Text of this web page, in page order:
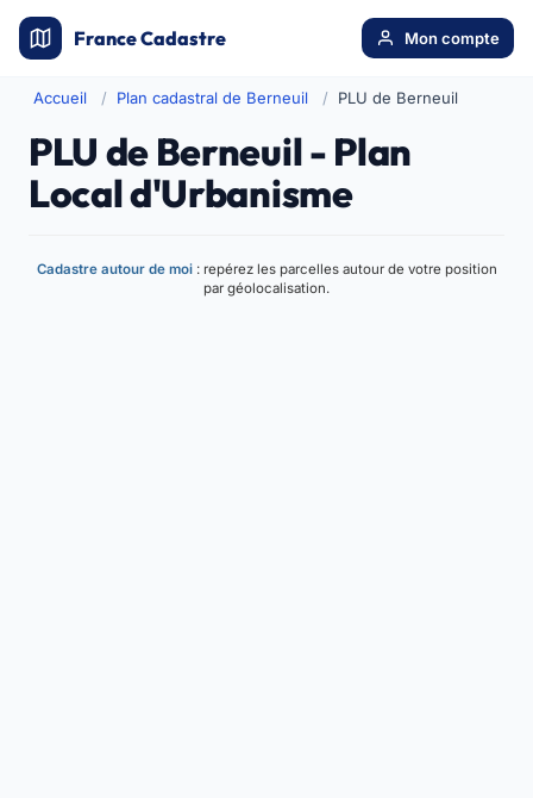
France Cadastre Mon compte
Accueil Plan cadastral de Berneuil PLU de Berneuil
PLU de Berneuil - Plan
Local d'Urbanisme
Cadastre autour de moi: repérez les parcelles autour de votre position
par géolocalisation.